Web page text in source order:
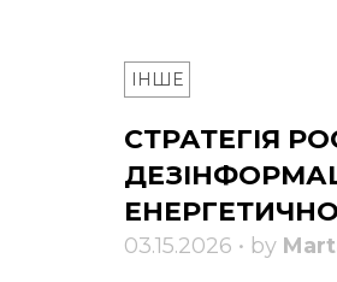
ІНШЕ
СТРАТЕГІЯ
03.15.2026 • by